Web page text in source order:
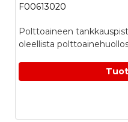
F00613020
Polttoaineen
oleellista